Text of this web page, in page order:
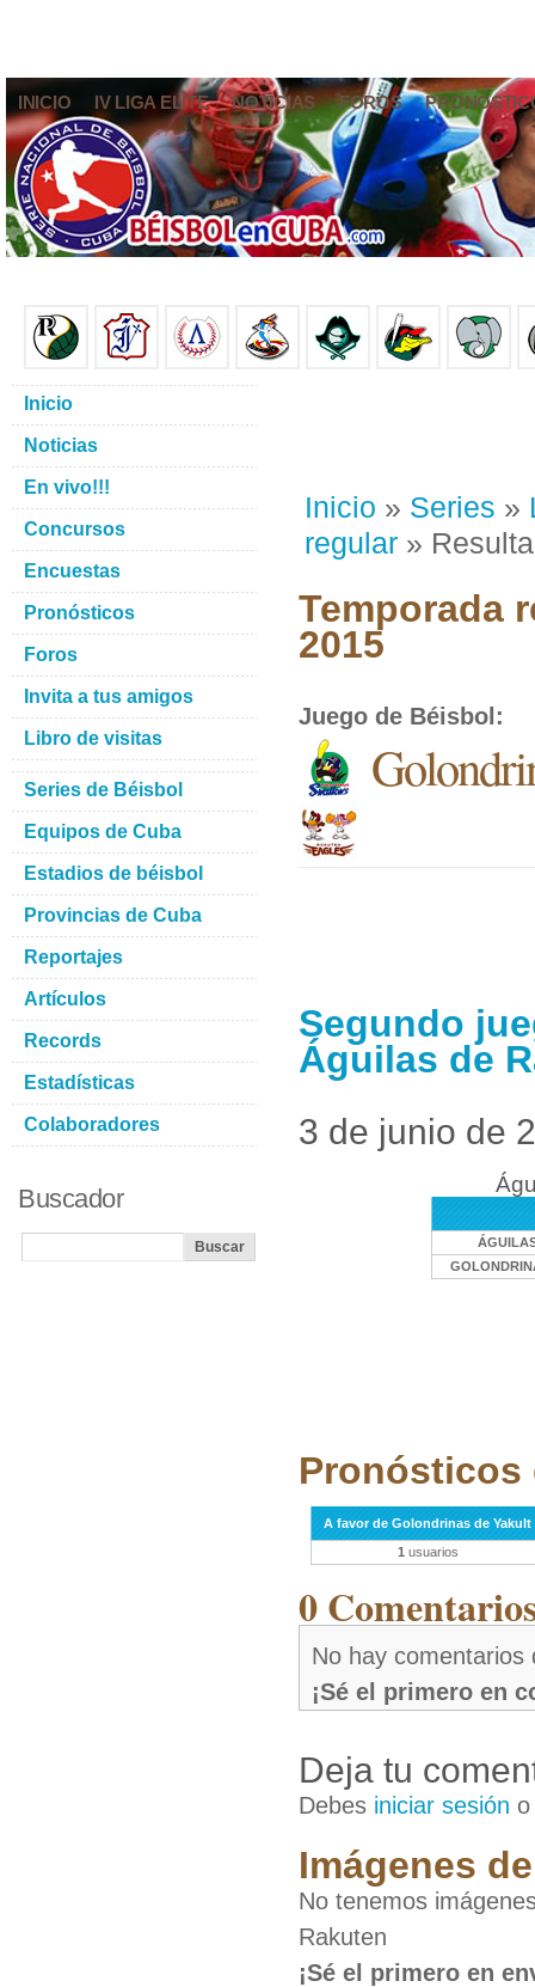
INICIO IV LIGA ELITE NOTICIAS FOROS
Inicio » Series »
regular »
Temporada
2015
Juego de Béisbol :
Segundo
Águilas de
3 de junio de
Pronósticos
A favor de Golondrinas de Yakult
1 usuarios
0
No hay comentarios
¡Sé el primero en
Deja tu
Debes iniciar sesión
Imágenes
No tenemos
Rakuten
¡Sé el primero en
Inicio
Noticias
En vivo!!!
Concursos
Encuestas
Pronósticos
Foros
Invita a tus amigos
Libro de visitas
Series de Béisbol
Equipos de Cuba
Estadios de béisbol
Provincias de Cuba
Reportajes
Artículos
Records
Estadísticas
Colaboradores
Buscador